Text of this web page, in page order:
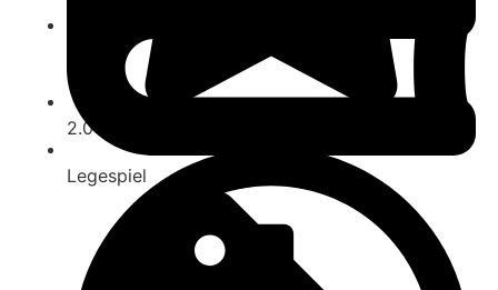
2.0
Legespiel